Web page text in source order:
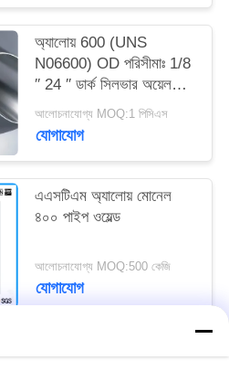
অ্যালোয় 600 (UNS
N06600) OD পরিসীমাঃ 1/8
′′ 24 ′′ ডার্ক সিলভার অয়েল
অ্যান্ড গ্যাস 1093 °C (2000
°F) অ্যালোয় 600 এর জন্য
আলোচনাযোগ্য MOQ:1 পিসিএস
যোগাযোগ
এএসটিএম অ্যালোয় মোনেল
৪০০ পাইপ ওয়েল্ড
আলোচনাযোগ্য MOQ:500 কেজি
যোগাযোগ